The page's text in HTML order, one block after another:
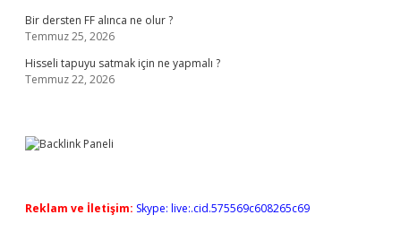
Bir dersten FF alınca ne olur ?
Temmuz 25, 2026
Hisseli tapuyu satmak için ne yapmalı ?
Temmuz 22, 2026
Reklam ve İletişim: Skype: live:.cid.575569c608265c69